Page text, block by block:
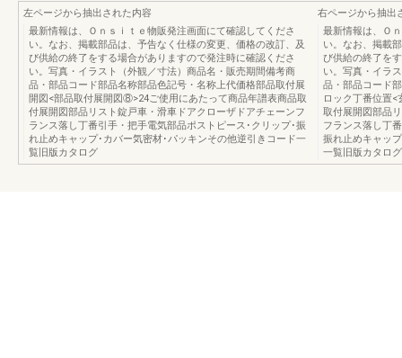
左ページから抽出された内容
最新情報は、Ｏｎｓｉｔｅ物販発注画面にて確認してくださ
い。なお、掲載部品は、予告なく仕様の変更、価格の改訂、及
び供給の終了をする場合がありますので発注時に確認くださ
い。写真・イラスト（外観／寸法）商品名・販売期間備考商
品・部品コード部品名称部品色記号・名称上代価格部品取付展
開図<部品取付展開図⑧>24ご使用にあたって商品年譜表商品取
付展開図部品リスト錠戸車・滑車ドアクローザドアチェーンフ
ランス落し丁番引手・把手電気部品ポストピース･クリップ･振
れ止めキャップ･カバー気密材･パッキンその他逆引きコード一
覧旧版カタログ
右ページから抽出
最新情報は、Ｏ
い。なお、掲載
び供給の終了を
い。写真・イラ
品・部品コード
ロック丁番位置
取付展開図部品
フランス落し丁
振れ止めキャッ
一覧旧版カタログ